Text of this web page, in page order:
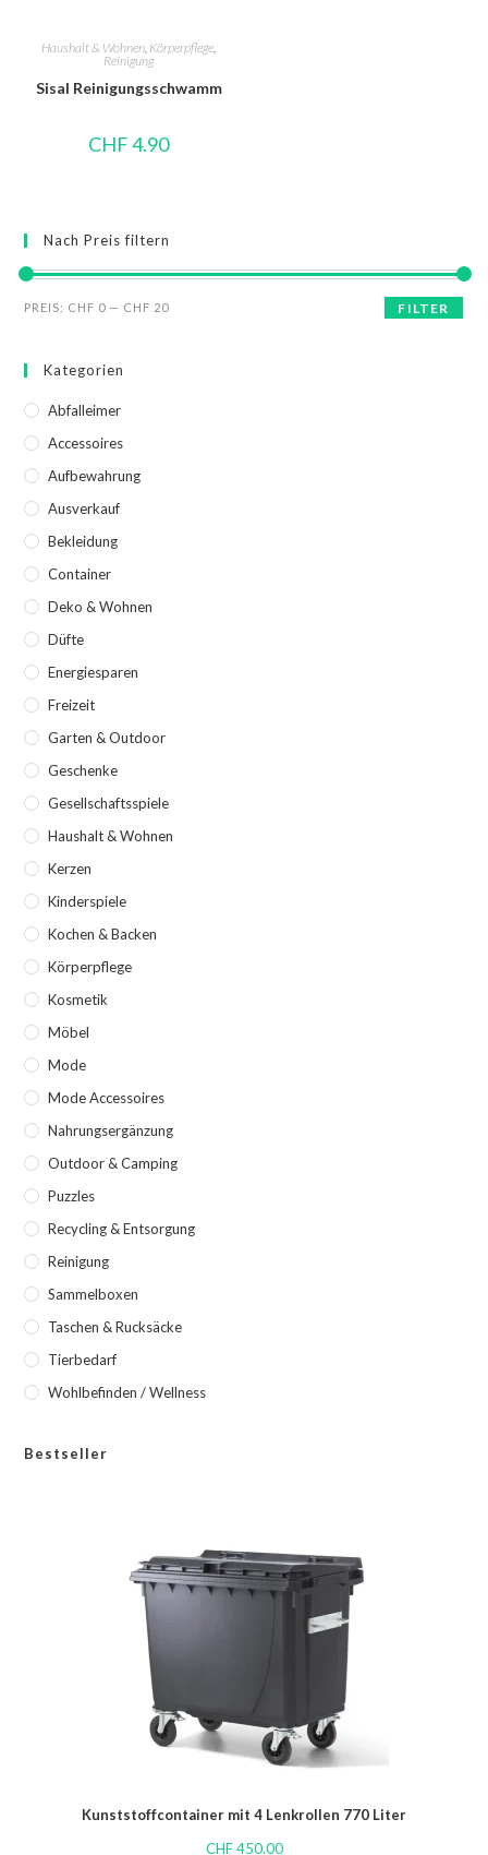
Haushalt & Wohnen, Körperpflege,
Reinigung
Sisal Reinigungsschwamm
CHF4.90
Nach Preis filtern
FILTER
PREIS: CHF 0 — CHF 20
Kategorien
Abfalleimer
Accessoires
Aufbewahrung
Ausverkauf
Bekleidung
Container
Deko & Wohnen
Düfte
Energiesparen
Freizeit
Garten & Outdoor
Geschenke
Gesellschaftsspiele
Haushalt & Wohnen
Kerzen
Kinderspiele
Kochen & Backen
Körperpflege
Kosmetik
Möbel
Mode
Mode Accessoires
Nahrungsergänzung
Outdoor & Camping
Puzzles
Recycling & Entsorgung
Reinigung
Sammelboxen
Taschen & Rucksäcke
Tierbedarf
Wohlbefinden / Wellness
Bestseller
Kunststoffcontainer mit 4 Lenkrollen 770 Liter
CHF450.00